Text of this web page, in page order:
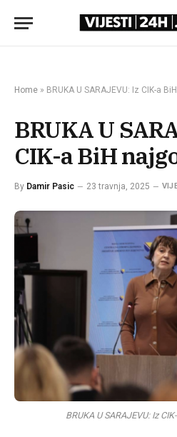
Home » BRUKA U SARAJEVU: Iz CIK-a
BRUKA U
CIK-a BiH
By Damir Pasic 23 travnja, 2025
BRUKA U SARAJEVU: Iz